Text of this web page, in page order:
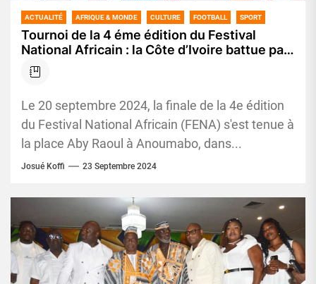
ACTUALITÉ AFRIQUE & MONDE CULTURE FOOTBALL SPORT
Tournoi de la 4 éme édition du Festival
National Africain : la Côte d’Ivoire battue par
le Ghana
Le 20 septembre 2024, la finale de la 4e édition
du Festival National Africain (FENA) s'est tenue à
la place Aby Raoul à Anoumabo, dans...
Josué Koffi 23 Septembre 2024